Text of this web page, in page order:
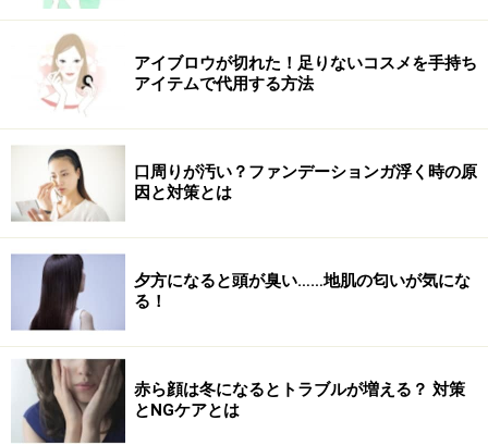
アイブロウが切れた！足りないコスメを手持ち
アイテムで代用する方法
口周りが汚い？ファンデーションガ浮く時の原
因と対策とは
夕方になると頭が臭い……地肌の匂いが気にな
る！
赤ら顔は冬になるとトラブルが増える？ 対策
とNGケアとは